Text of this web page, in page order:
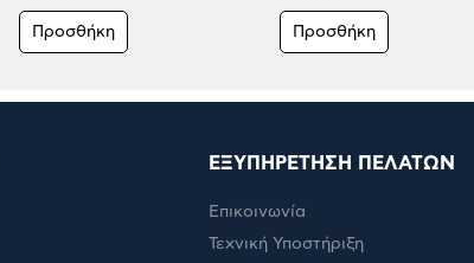
Προσθήκη Προσθήκη
ΕΞΥΠΗΡΕΤΗΣΗ ΠΕΛΑΤΩΝ
Επικοινωνία
Τεχνική Υποστήριξη